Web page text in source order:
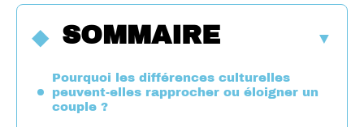
SOMMAIRE
Pourquoi les différences culturelles
peuvent-elles rapprocher ou éloigner un
couple ?